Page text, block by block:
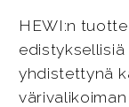
HEWI:n
yhdistettynä